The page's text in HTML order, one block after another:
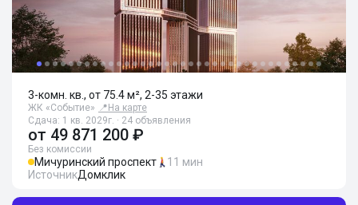
3-комн. кв., от 75.4 м², 2-35 этажи
ЖК «Событие» 📍 На карте
Сдача: 1 кв. 2029г. · 24 объявления
от 49 871 200 ₽
Без комиссии
Мичуринский проспект
11 мин
ИсточникДомклик